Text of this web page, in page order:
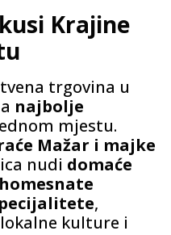
Krajine
trgovina u
najbolje
mjestu.
Mažar i majke
nudi domaće
,
kulture i